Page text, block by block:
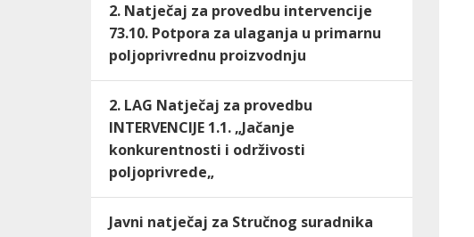
2. Natječaj za provedbu intervencije
73.10. Potpora za ulaganja u primarnu
poljoprivrednu proizvodnju
2. LAG Natječaj za provedbu
INTERVENCIJE 1.1. „Jačanje
konkurentnosti i održivosti
poljoprivrede„
Javni natječaj za Stručnog suradnika